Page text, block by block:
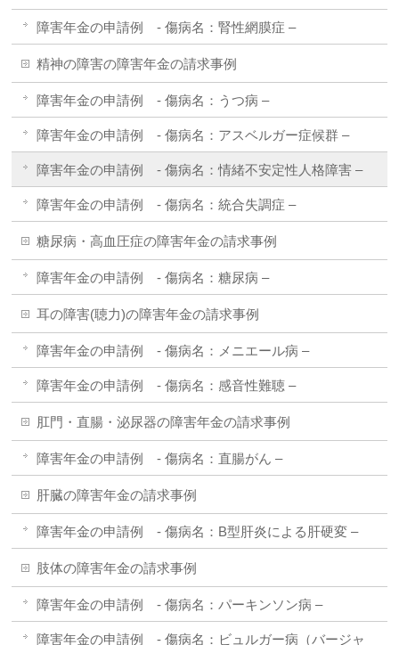
障害年金の申請例 - 傷病名：腎性網膜症 –
精神の障害の障害年金の請求事例
障害年金の申請例 - 傷病名：うつ病 –
障害年金の申請例 - 傷病名：アスベルガー症候群 –
障害年金の申請例 - 傷病名：情緒不安定性人格障害 –
障害年金の申請例 - 傷病名：統合失調症 –
糖尿病・高血圧症の障害年金の請求事例
障害年金の申請例 - 傷病名：糖尿病 –
耳の障害(聴力)の障害年金の請求事例
障害年金の申請例 - 傷病名：メニエール病 –
障害年金の申請例 - 傷病名：感音性難聴 –
肛門・直腸・泌尿器の障害年金の請求事例
障害年金の申請例 - 傷病名：直腸がん –
肝臓の障害年金の請求事例
障害年金の申請例 - 傷病名：B型肝炎による肝硬変 –
肢体の障害年金の請求事例
障害年金の申請例 - 傷病名：パーキンソン病 –
障害年金の申請例 - 傷病名：ビュルガー病（バージャ